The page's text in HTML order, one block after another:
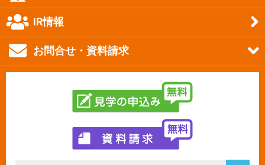
IR情報
お問合せ・資料請求